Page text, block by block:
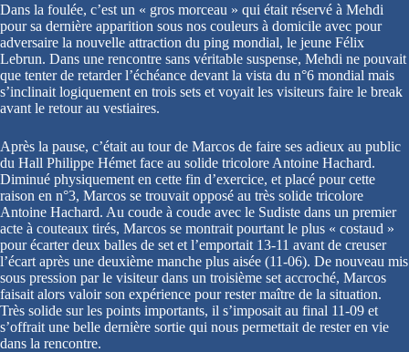
Dans la foulée, c’est un « gros morceau » qui était réservé à Mehdi
pour sa dernière apparition sous nos couleurs à domicile avec pour
adversaire la nouvelle attraction du ping mondial, le jeune Félix
Lebrun. Dans une rencontre sans véritable suspense, Mehdi ne pouvait
que tenter de retarder l’échéance devant la vista du n°6 mondial mais
s’inclinait logiquement en trois sets et voyait les visiteurs faire le break
avant le retour au vestiaires.
Après la pause, c’était au tour de Marcos de faire ses adieux au public
du Hall Philippe Hémet face au solide tricolore Antoine Hachard.
Diminué physiquement en cette fin d’exercice, et placé pour cette
raison en n°3, Marcos se trouvait opposé au très solide tricolore
Antoine Hachard. Au coude à coude avec le Sudiste dans un premier
acte à couteaux tirés, Marcos se montrait pourtant le plus « costaud »
pour écarter deux balles de set et l’emportait 13-11 avant de creuser
l’écart après une deuxième manche plus aisée (11-06). De nouveau mis
sous pression par le visiteur dans un troisième set accroché, Marcos
faisait alors valoir son expérience pour rester maître de la situation.
Très solide sur les points importants, il s’imposait au final 11-09 et
s’offrait une belle dernière sortie qui nous permettait de rester en vie
dans la rencontre.